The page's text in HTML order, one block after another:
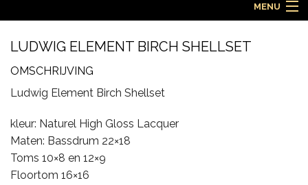
MENU
HOME
DRUMS
ORCHESTRA EN MARCHING
LUDWIG ELEMENT BIRCH SHELLSET
OMSCHRIJVING
Ludwig Element Birch Shellset
kleur: Naturel High Gloss Lacquer
Maten: Bassdrum 22×18
Toms 10×8 en 12×9
Floortom 16×16